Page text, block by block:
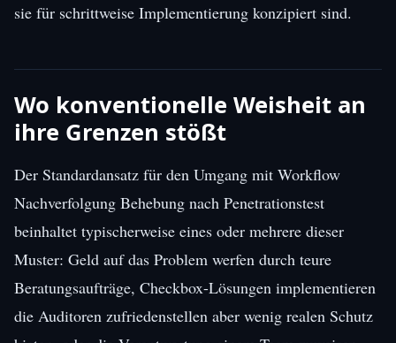
sie für schrittweise Implementierung konzipiert sind.
Wo konventionelle Weisheit an
ihre Grenzen stößt
Der Standardansatz für den Umgang mit Workflow
Nachverfolgung Behebung nach Penetrationstest
beinhaltet typischerweise eines oder mehrere dieser
Muster: Geld auf das Problem werfen durch teure
Beratungsaufträge, Checkbox-Lösungen implementieren
die Auditoren zufriedenstellen aber wenig realen Schutz